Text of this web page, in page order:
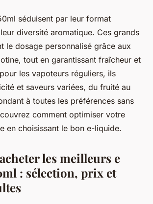
e liquides 50ml :
au rendez-vous
• 6 min de lecture
séduisent par leur format
diversité aromatique. Ces grands
le dosage personnalisé grâce aux
tout en garantissant fraîcheur et
les vapoteurs réguliers, ils
et saveurs variées, du fruité au
à toutes les préférences sans
comment optimiser votre
en choisissant le bon e-liquide.
les meilleurs e
: sélection, prix et